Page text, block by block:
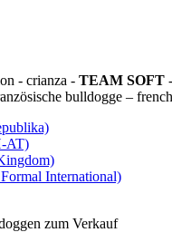
- crianza - TEAM SOFT
bulldogge –
zum Verkauf